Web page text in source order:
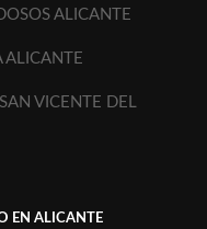
ALICANTE
ALICANTE
VICENTE DEL
EN ALICANTE